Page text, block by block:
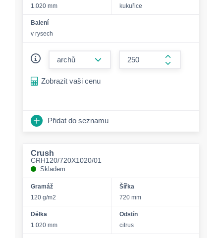
1.020 mm
kukuřice
Balení
v rysech
form.increase-
Zobrazit vaši cenu
Přidat do seznamu
Crush
CRH120/720X1020/01
Skladem
Gramáž
120 g/m2
Šířka
720 mm
Délka
1.020 mm
Odstín
citrus